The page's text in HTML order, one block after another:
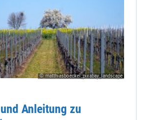
© matthiasboeckel_pixabay_landscape
Anleitung zu